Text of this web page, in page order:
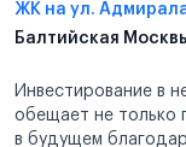
ЖК на ул.
Балтийская
Инвестирование в
обещает не только
в будущем